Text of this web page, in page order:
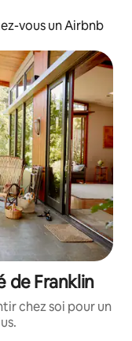
vous un Airbnb
de Franklin
chez soi pour un